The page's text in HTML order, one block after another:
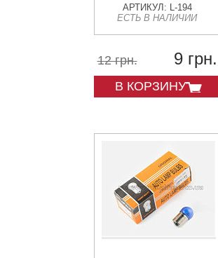
АРТИКУЛ: L-194
ЕСТЬ В НАЛИЧИИ
12 грн. 9 грн.
В КОРЗИНУ